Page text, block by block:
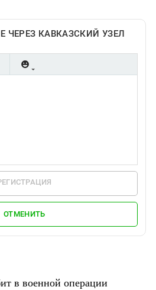
ЧЕРЕЗ КАВКАЗСКИЙ УЗЕЛ
ОТМЕНИТЬ
в военной операции